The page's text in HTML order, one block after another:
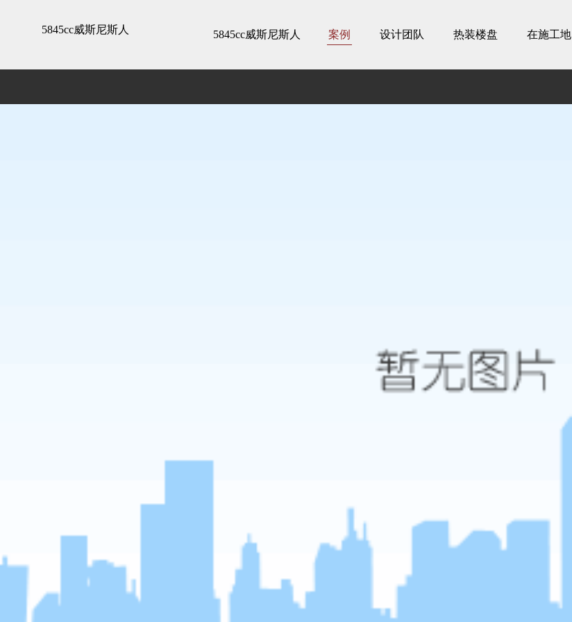
5845cc威斯尼斯人 5845cc威斯尼斯人 案例 设计团队 热装楼盘 在施工地